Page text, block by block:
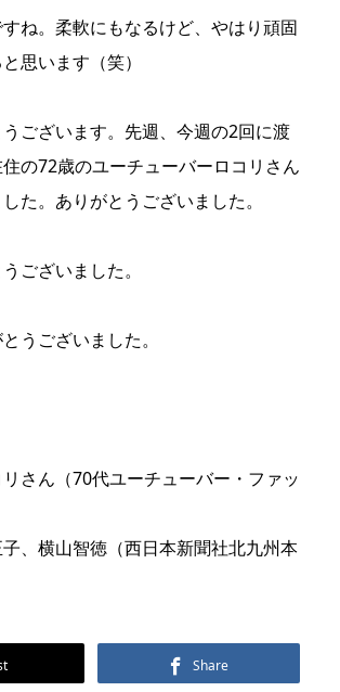
ね。柔軟にもなるけど、やはり頑固
思います（笑）
ございます。先週、今週の2回に渡
の72歳のユーチューバーロコリさん
た。ありがとうございました。
ございました。
うございました。
さん（70代ユーチューバー・ファッ
、横山智徳（西日本新聞社北九州本
Share